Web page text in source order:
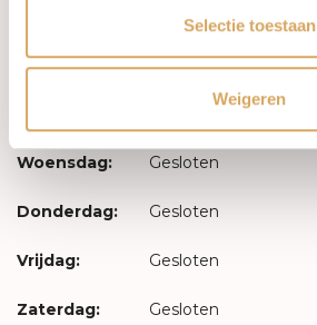
Selectie toestaan
Weigeren
Maandag: Gesloten
Woensdag: Gesloten
Donderdag: Gesloten
Vrijdag: Gesloten
Zaterdag: Gesloten